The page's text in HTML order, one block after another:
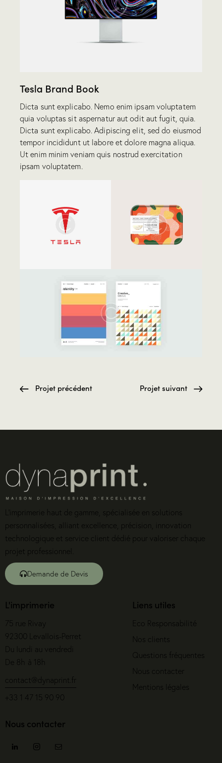
Tesla Brand Book
Dicta sunt explicabo. Nemo enim ipsam voluptatem
quia voluptas sit aspernatur aut odit aut fugit, quia.
Dicta sunt explicabo. Adipiscing elit, sed do eiusmod
tempor incididunt ut labore et dolore magna aliqua.
Ut enim minim veniam quis nostrud exercitation
ipsam voluptatem.
Projet précédent Projet suivant
L’imprimerie haut de gamme, spécialisée en solutions
personnalisées, alliant excellence, précision, innovation
technologique et service client dédié pour valoriser chaque
projet professionnel.
Demande de Devis
L'imprimerie
75 rue Rivay
92300 Levallois-Perret
Du lundi au vendredi
De 8h à 18h
contact@dynaprint.fr
+33 1 47 15 90 90
Liens utiles
Eco Responsabilité
Nos clients
Questions fréquentes
Nous contacter
Mentions légales
Nous contacter